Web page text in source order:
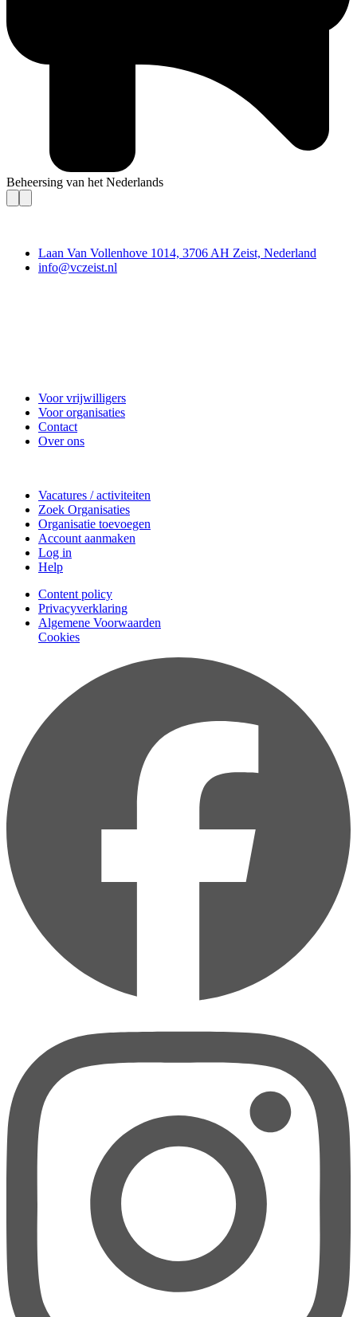
Beheersing van het Nederlands
Laan Van Vollenhove 1014, 3706 AH Zeist, Nederland
info@vczeist.nl
Voor vrijwilligers
Voor organisaties
Contact
Over ons
Vacatures / activiteiten
Zoek Organisaties
Organisatie toevoegen
Account aanmaken
Log in
Help
Content policy
Privacyverklaring
Algemene Voorwaarden
Cookies